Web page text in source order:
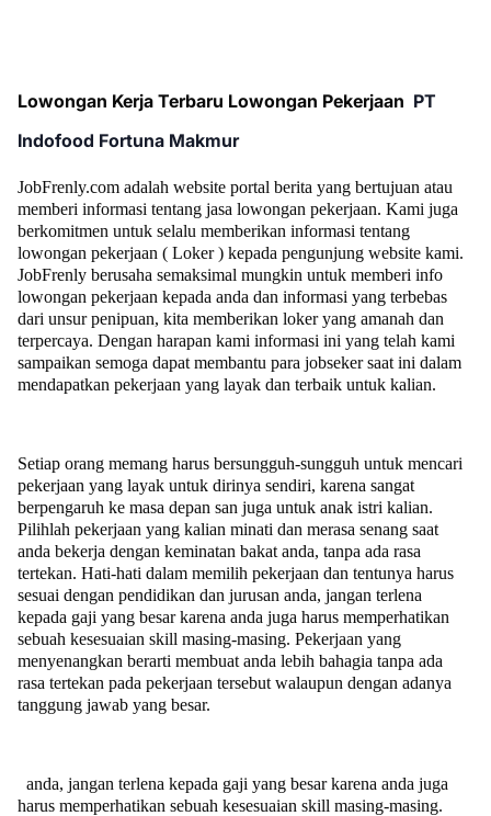
Lowongan Kerja Terbaru Lowongan Pekerjaan PT
Indofood Fortuna Makmur
JobFrenly.com adalah website portal berita yang bertujuan atau
memberi informasi tentang jasa lowongan pekerjaan. Kami juga
berkomitmen untuk selalu memberikan informasi tentang
lowongan pekerjaan ( Loker ) kepada pengunjung website kami.
JobFrenly berusaha semaksimal mungkin untuk memberi info
lowongan pekerjaan kepada anda dan informasi yang terbebas
dari unsur penipuan, kita memberikan loker yang amanah dan
terpercaya. Dengan harapan kami informasi ini yang telah kami
sampaikan semoga dapat membantu para jobseker saat ini dalam
mendapatkan pekerjaan yang layak dan terbaik untuk kalian.
Setiap orang memang harus bersungguh-sungguh untuk mencari
pekerjaan yang layak untuk dirinya sendiri, karena sangat
berpengaruh ke masa depan san juga untuk anak istri kalian.
Pilihlah pekerjaan yang kalian minati dan merasa senang saat
anda bekerja dengan keminatan bakat anda, tanpa ada rasa
tertekan. Hati-hati dalam memilih pekerjaan dan tentunya harus
sesuai dengan pendidikan dan jurusan anda, jangan terlena
kepada gaji yang besar karena anda juga harus memperhatikan
sebuah kesesuaian skill masing-masing. Pekerjaan yang
menyenangkan berarti membuat anda lebih bahagia tanpa ada
rasa tertekan pada pekerjaan tersebut walaupun dengan adanya
tanggung jawab yang besar.
anda, jangan terlena kepada gaji yang besar karena anda juga
harus memperhatikan sebuah kesesuaian skill masing-masing.